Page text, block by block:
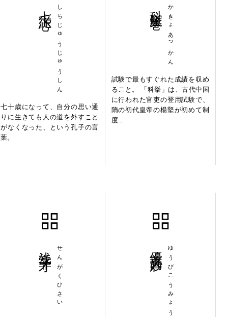
しちじゅうじゅうしん
七十歳になって、自分の思い通
りに生きても人の道を外すこと
がなくなった、という孔子の言
葉。
かきょあっかん
試験で最もすぐれた成績を収め
ること。 「科挙」は、古代中国
に行われた官吏の登用試験で、
隋の初代皇帝の楊堅が初めて制
度...
せんがくひさい ゆうびこうみょう